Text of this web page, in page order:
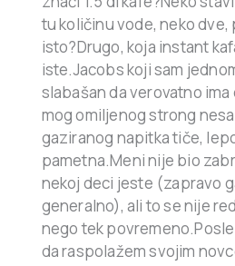
tu količinu vode, neko dve,
isto?Drugo, koja instant
iste.Jacobs koji sam
slabašan da verovatno
mog omiljenog strong
gaziranog napitka tiče,
pametna.Meni nije bio
nekoj deci jeste (zapravo
generalno), ali to se nije
nego tek
da raspolažem svojim